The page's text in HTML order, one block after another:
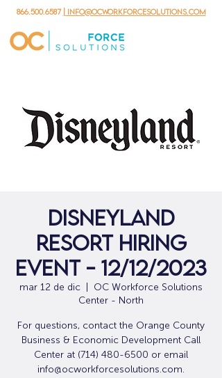
866.500.6587 | info@ocworkforcesolutions.com
Disneyland
Resort Hiring
Event - 12/12/2023
mar 12 de dic
OC Workforce Solutions
Center - North
For questions, contact the Orange County
Business & Economic Development Call
Center at (714) 480-6500 or email
info@ocworkforcesolutions.com.